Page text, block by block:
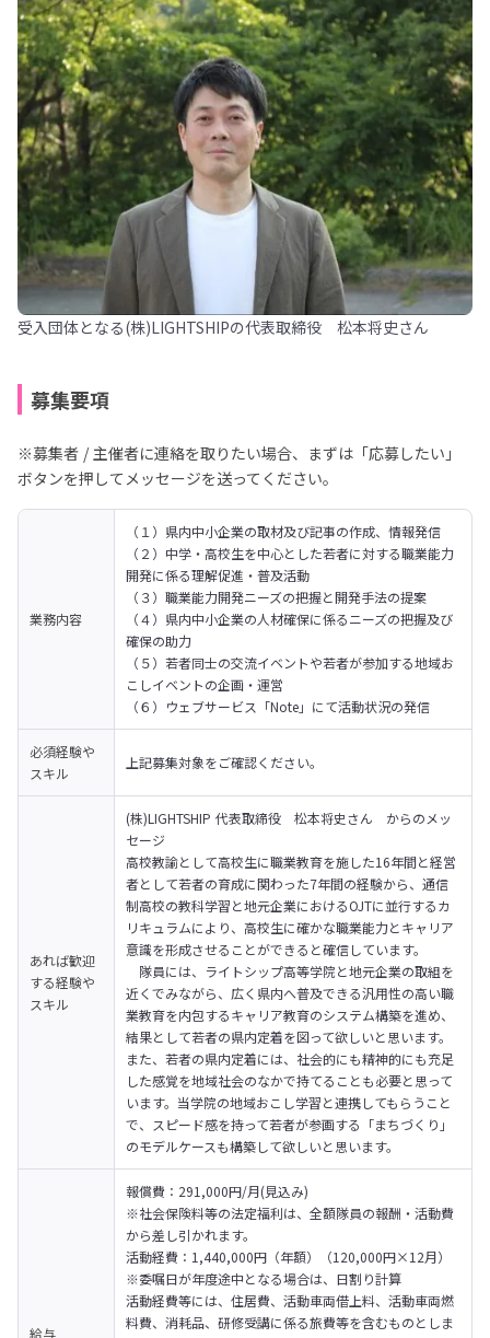
受入団体となる(株)LIGHTSHIPの代表取締役 松本将史さん
募集要項
※募集者 / 主催者に連絡を取りたい場合、まずは「応募したい」
ボタンを押してメッセージを送ってください。
業務内容
（１）県内中小企業の取材及び記事の作成、情報発信
（２）中学・高校生を中心とした若者に対する職業能力
開発に係る理解促進・普及活動
（３）職業能力開発ニーズの把握と開発手法の提案
（４）県内中小企業の人材確保に係るニーズの把握及び
確保の助力
（５）若者同士の交流イベントや若者が参加する地域お
こしイベントの企画・運営
（６）ウェブサービス「Note」にて活動状況の発信
必須経験や
スキル
上記募集対象をご確認ください。
あれば歓迎
する経験や
スキル
(株)LIGHTSHIP 代表取締役　松本将史さん　からのメッ
セージ
高校教諭として高校生に職業教育を施した16年間と経営
者として若者の育成に関わった7年間の経験から、通信
制高校の教科学習と地元企業におけるOJTに並行するカ
リキュラムにより、高校生に確かな職業能力とキャリア
意識を形成させることができると確信しています。
隊員には、ライトシップ高等学院と地元企業の取組を
近くでみながら、広く県内へ普及できる汎用性の高い職
業教育を内包するキャリア教育のシステム構築を進め、
結果として若者の県内定着を図って欲しいと思います。
また、若者の県内定着には、社会的にも精神的にも充足
した感覚を地域社会のなかで持てることも必要と思って
います。当学院の地域おこし学習と連携してもらうこと
で、スピード感を持って若者が参画する「まちづくり」
のモデルケースも構築して欲しいと思います。
給与
報償費：291,000円/月(見込み)
※社会保険料等の法定福利は、全額隊員の報酬・活動費
から差し引かれます。
活動経費：1,440,000円（年額）（120,000円×12月）
※委嘱日が年度途中となる場合は、日割り計算
活動経費等には、住居費、活動車両借上料、活動車両燃
料費、消耗品、研修受講に係る旅費等を含むものとしま